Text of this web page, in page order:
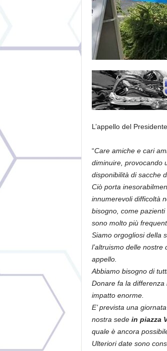
L’appello del
“Care amiche e cari
diminuire, provocando
disponibilità di sacche
Ciò porta
innumerevoli difficoltà
bisogno, come
sono molto più
Siamo orgogliosi della
l’altruismo delle
appello.
Abbiamo bisogno di
Donare fa la
impatto enorme.
E’ prevista una
nostra sede in piazza
quale è ancora
Ulteriori date sono